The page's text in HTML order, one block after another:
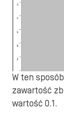
W ten
zawartość
wartość 0.1.